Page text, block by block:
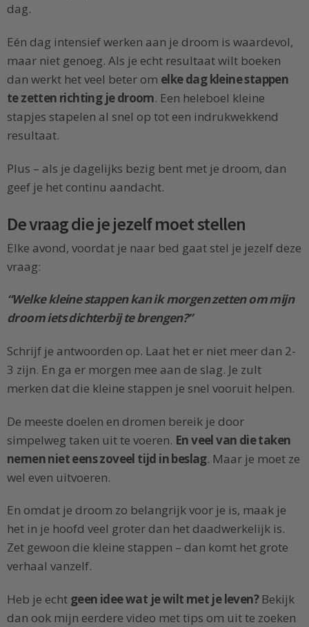
dag.
Eén dag intensief werken aan je droom is waardevol,
maar niet genoeg. Als je echt resultaat wilt boeken
dan werkt het veel beter om elke dag kleine stappen
te zetten richting je droom. Een heleboel kleine
stapjes stapelen al snel op tot een indrukwekkend
resultaat.
Plus – als je dagelijks bezig bent met je droom, dan
geef je het continu aandacht.
De vraag die je jezelf moet stellen
Elke avond, voordat je naar bed gaat stel je jezelf deze
vraag:
“Welke kleine stappen kan ik morgen zetten om mijn
droom iets dichterbij te brengen?”
Schrijf je antwoorden op. Laat het er niet meer dan 2-
3 zijn. En ga er morgen mee aan de slag. Je zult
merken dat die kleine stappen je snel vooruit helpen.
De meeste doelen en dromen bereik je door
simpelweg taken uit te voeren. En veel van die taken
nemen niet eens zoveel tijd in beslag. Maar je moet ze
wel even uitvoeren.
En omdat je droom zo belangrijk voor je is, maak je
het in je hoofd veel groter dan het daadwerkelijk is.
Zet gewoon die kleine stappen – dan komt het grote
verhaal vanzelf.
Heb je echt geen idee wat je wilt met je leven?Bekijk
dan ook mijn eerdere video met tips om uit te zoeken